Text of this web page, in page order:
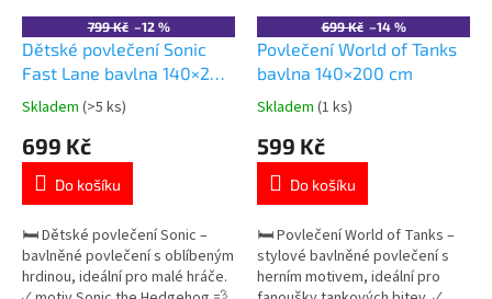
799 Kč –12 %
Dětské povlečení Sonic
Fast Lane bavlna 140×200
cm
Průměrné
produktu
5,0
5
hvězdiček.
Skladem (>5 ks)
699 Kč
Do košíku
🛏️ Dětské povlečení Sonic –
bavlněné povlečení s oblíbeným
hrdinou, ideální pro malé hráče.
699 Kč –14 %
Povlečení World of Tanks
bavlna 140×200 cm
Průměrné
produktu
5,0
5
hvězdiček.
Skladem (1 ks)
599 Kč
Do košíku
🛏️ Povlečení World of Tanks –
stylové bavlněné povlečení s
herním motivem, ideální pro